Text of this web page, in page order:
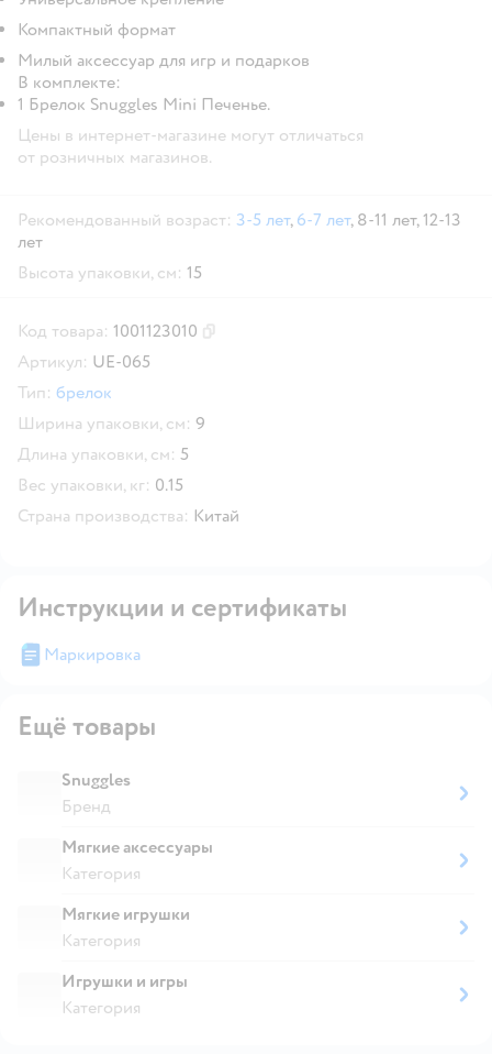
Компактный формат
Милый аксессуар для игр и подарков
В комплекте:
1 Брелок Snuggles Mini Печенье.
Цены в интернет-магазине могут отличаться
от розничных магазинов.
Рекомендованный возраст: 3-5 лет, 6-7 лет, 8-11 лет,12-13
лет
Высота упаковки, см: 15
Код товара: 1001123010
Артикул: UE-065
Тип: брелок
Ширина упаковки, см: 9
Длина упаковки, см: 5
Вес упаковки, кг: 0.15
Страна производства: Китай
Инструкции и сертификаты
Маркировка
Ещё товары
Snuggles
Бренд
Мягкие аксессуары
Категория
Мягкие игрушки
Категория
Игрушки и игры
Категория